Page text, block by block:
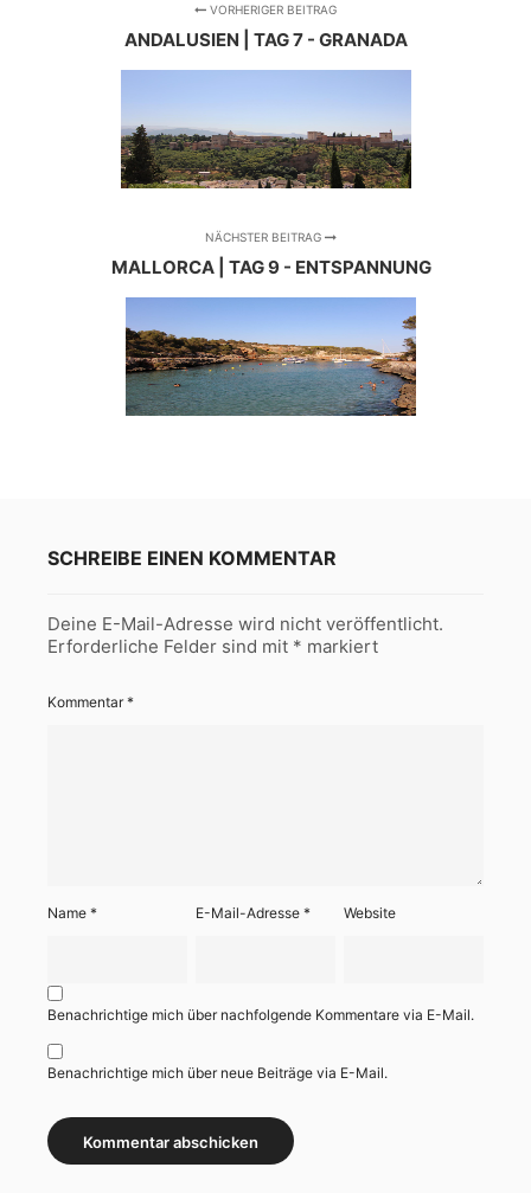
VORHERIGER BEITRAG
ANDALUSIEN | TAG 7 - GRANADA
NÄCHSTER BEITRAG
MALLORCA | TAG 9 - ENTSPANNUNG
SCHREIBE EINEN KOMMENTAR
Deine E-Mail-Adresse wird nicht veröffentlicht.
Erforderliche Felder sind mit * markiert
Kommentar*
Name * E-Mail-Adresse* Website
Benachrichtige mich über nachfolgende Kommentare via E-Mail.
Benachrichtige mich über neue Beiträge via E-Mail.